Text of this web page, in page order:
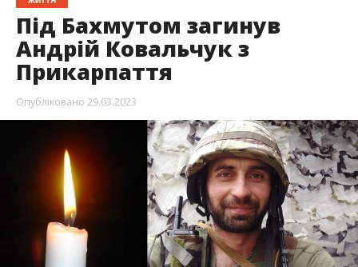
Під Бахмутом загинув
Андрій Ковальчук з
Прикарпаття
Опубліковано 29.03.2023